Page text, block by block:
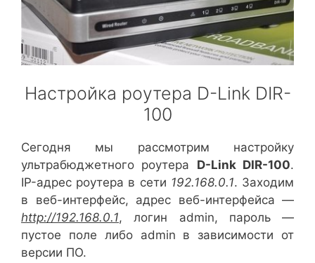
Настройка роутера D-Link DIR-
100
Сегодня мы рассмотрим настройку
ультрабюджетного роутера D-Link DIR-100.
IP-адрес роутера в сети 192.168.0.1. Заходим
в веб-интерфейс, адрес веб-интерфейса —
http://192.168.0.1, логин admin, пароль —
пустое поле либо admin в зависимости от
версии ПО.